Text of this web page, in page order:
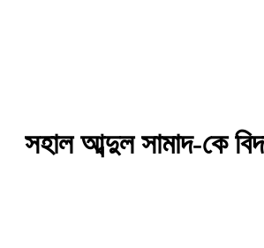
সহাল আব্দুল সামাদ-কে